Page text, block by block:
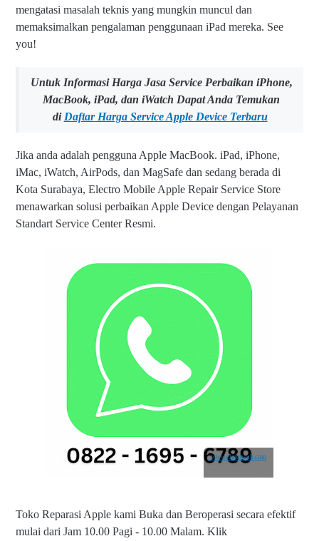
mengatasi masalah teknis yang mungkin muncul dan
memaksimalkan pengalaman penggunaan iPad mereka. See
you!
Untuk Informasi Harga Jasa Service Perbaikan iPhone,
MacBook, iPad, dan iWatch Dapat Anda Temukan
di Daftar Harga Service Apple Device Terbaru
Jika anda adalah pengguna Apple MacBook. iPad, iPhone,
iMac, iWatch, AirPods, dan MagSafe dan sedang berada di
Kota Surabaya, Electro Mobile Apple Repair Service Store
menawarkan solusi perbaikan Apple Device dengan Pelayanan
Standart Service Center Resmi.
www.elmobsub.com
Toko Reparasi Apple kami Buka dan Beroperasi secara efektif
mulai dari Jam 10.00 Pagi - 10.00 Malam. Klik